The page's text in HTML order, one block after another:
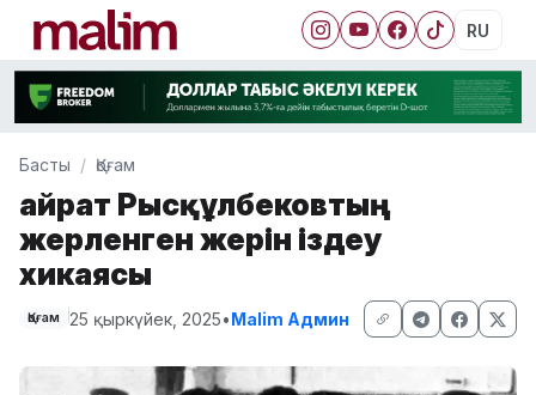
RU
Басты Қоғам
Қайрат Рысқұлбековтың
жерленген жерін іздеу
хикаясы
Қоғам 25 қыркүйек, 2025•Malim Админ